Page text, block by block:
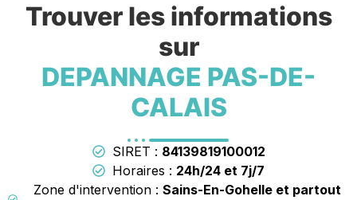
Trouver les informations
sur
DEPANNAGE PAS-DE-
CALAIS
SIRET : 84139819100012
Horaires : 24h/24 et 7j/7
Zone d'intervention : Sains-En-Gohelle et partout